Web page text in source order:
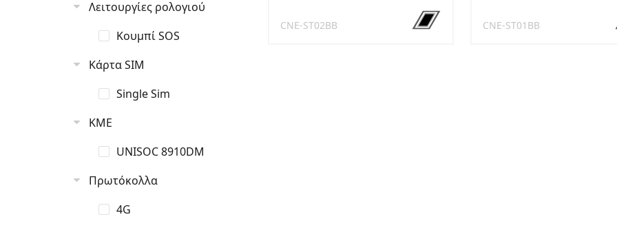
Λειτουργίες ρολογιού
Κουμπί SOS
Κάρτα SIM
Single Sim
ΚΜΕ
UNISOC 8910DM
Πρωτόκολλα
4G
CNE-ST02BB CNE-ST01BB